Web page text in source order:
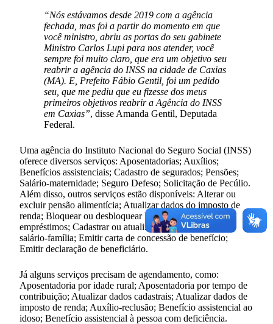
“Nós estávamos desde 2019 com a agência
fechada, mas foi a partir do momento em que
você ministro, abriu as portas do seu gabinete
Ministro Carlos Lupi para nos atender, você
sempre foi muito claro, que era um objetivo seu
reabrir a agência do INSS na cidade de Caxias
(MA). E, Prefeito Fábio Gentil, foi um pedido
seu, que me pediu que eu fizesse dos meus
primeiros objetivos reabrir a Agência do INSS
em Caxias”, disse Amanda Gentil, Deputada
Federal.
Uma agência do Instituto Nacional do Seguro Social (INSS)
oferece diversos serviços: Aposentadorias; Auxílios;
Benefícios assistenciais; Cadastro de segurados; Pensões;
Salário-maternidade; Seguro Defeso; Solicitação de Pecúlio.
Além disso, outros serviços estão disponíveis: Alterar ou
excluir pensão alimentícia; Atualizar dados do imposto de
renda; Bloquear ou desbloquear benefícios para
empréstimos; Cadastrar ou atualizar dependentes para
salário-família; Emitir carta de concessão de benefício;
Emitir declaração de beneficiário.
Já alguns serviços precisam de agendamento, como:
Aposentadoria por idade rural; Aposentadoria por tempo de
contribuição; Atualizar dados cadastrais; Atualizar dados de
imposto de renda; Auxílio-reclusão; Benefício assistencial ao
idoso; Benefício assistencial à pessoa com deficiência.